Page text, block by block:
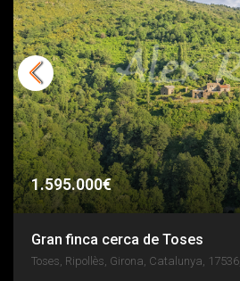
1.595.000€
Gran finca cerca de Toses
Toses, Ripollès, Girona, Catalunya,